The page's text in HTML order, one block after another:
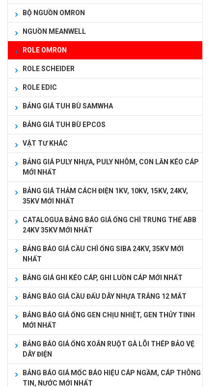
BỘ NGUỒN OMRON
NGUỒN MEANWELL
ROLE OMRON
ROLE SCHEIDER
ROLE EDIC
BẢNG GIÁ TUH BÙ SAMWHA
BẢNG GIÁ TUH BÙ EPCOS
VẬT TƯ KHÁC
BẢNG GIÁ PULY NHỰA, PULY NHÔM, CON LĂN KÉO CÁP
MỚI NHẤT
BẢNG GIÁ THẢM CÁCH ĐIỆN 1KV, 10KV, 15KV, 24KV,
35KV MỚI NHẤT
CATALOGUA BẢNG BÁO GIÁ ỐNG CHÌ TRUNG THẾ ABB
24KV 35KV MỚI NHẤT
BẢNG BÁO GIÁ CẦU CHÌ ỐNG SIBA 24KV, 35KV MỚI
NHẤT
BẢNG GIÁ GHI KÉO CÁP, GHI LUỒN CÁP MỚI NHẤT
BẢNG BÁO GIÁ CẦU ĐẤU DÂY NHỰA TRẮNG 12 MẮT
BẢNG BÁO GIÁ ỐNG GEN CHỊU NHIỆT, GEN THỦY TINH
MỚI NHẤT
BẢNG BÁO GIÁ ỐNG XOẮN RUỘT GÀ LÕI THÉP BẢO VỆ
DÂY ĐIỆN
BẢNG BÁO GIÁ MỐC BÁO HIỆU CÁP NGẦM, CÁP THÔNG
TIN, NƯỚC MỚI NHẤT